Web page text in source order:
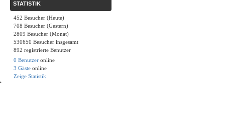
STATISTIK
452 Besucher (Heute)
708 Besucher (Gestern)
2809 Besucher (Monat)
530650 Besucher insgesamt
892 registrierte Benutzer
0 Benutzer online
3 Gäste online
Zeige Statistik